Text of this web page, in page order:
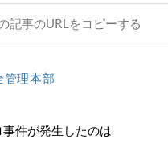
記事のURLをコピーする
管理本部
件が発生したのは